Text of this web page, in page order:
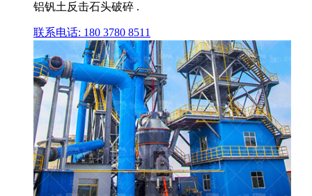
铝钒土反击石头破碎 .
联系电话: 180 3780 8511